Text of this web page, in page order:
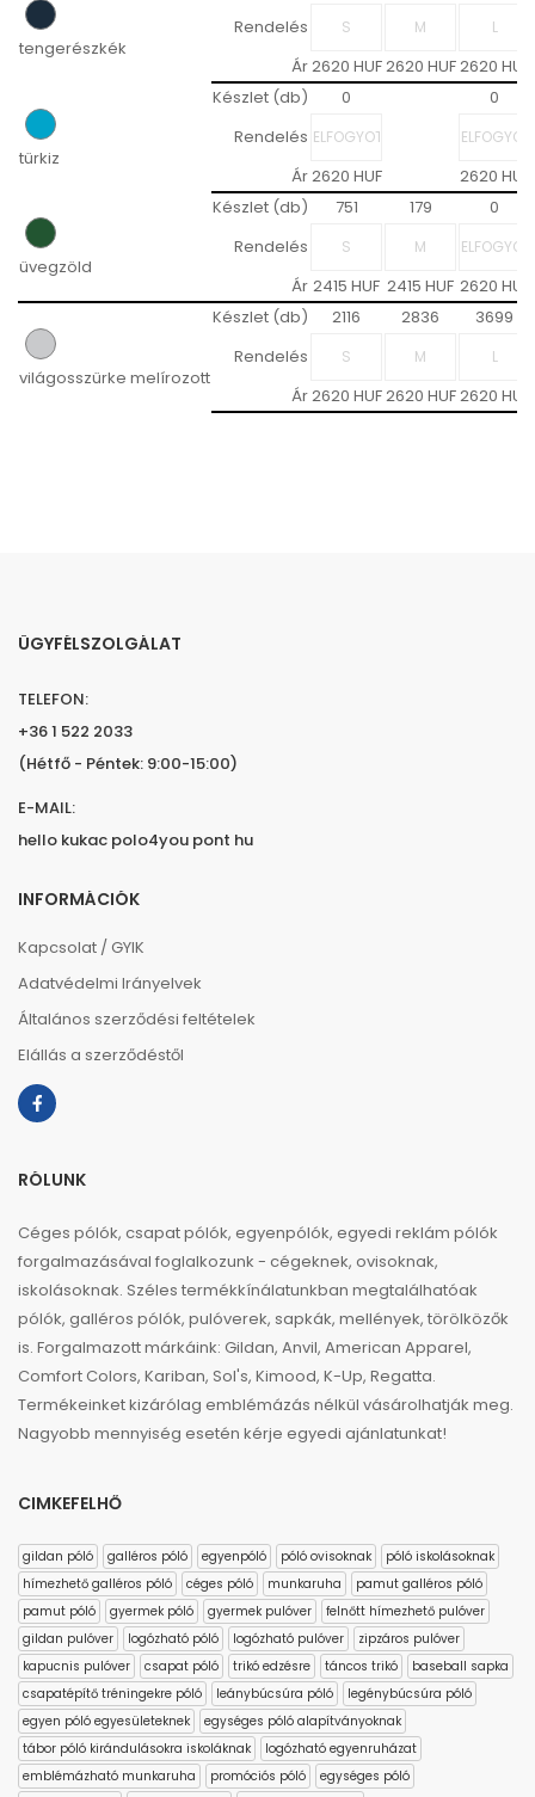
tengerészkék
Rendelés
Ár2620 HUF2620 HUF2620 HUF
türkiz
Készlet (db) 0
0
Rendelés
Ár2620 HUF 2620 HUF
üvegzöld
Készlet (db) 751 179
0
Rendelés
Ár 2415 HUF 2415 HUF 2620 HUF
világosszürke melírozott
Készlet (db) 2116 2836
3699
Rendelés
Ár2620 HUF2620 HUF2620 HUF
ÜGYFÉLSZOLGÁLAT
TELEFON:
+36 1 522 2033
(Hétfő - Péntek: 9:00-15:00)
E-MAIL:
hello kukac polo4you pont hu
INFORMÁCIÓK
Kapcsolat / GYIK
Adatvédelmi Irányelvek
Általános szerződési feltételek
Elállás a szerződéstől
RÓLUNK
Céges pólók, csapat pólók, egyenpólók, egyedi reklám pólók
forgalmazásával foglalkozunk - cégeknek, ovisoknak,
iskolásoknak. Széles termékkínálatunkban megtalálhatóak
pólók, galléros pólók, pulóverek, sapkák, mellények, törölközők
is. Forgalmazott márkáink: Gildan, Anvil, American Apparel,
Comfort Colors, Kariban, Sol's, Kimood, K-Up, Regatta.
Termékeinket kizárólag emblémázás nélkül vásárolhatják meg.
Nagyobb mennyiség esetén kérje egyedi ajánlatunkat!
CIMKEFELHŐ
gildan póló galléros póló egyenpóló póló ovisoknak
póló iskolásoknak
hímezhető galléros póló
céges póló munkaruha
pamut galléros póló
pamut póló
gyermek póló gyermek pulóver
felnőtt hímezhető pulóver
gildan pulóver
logózható póló logózható pulóver
zipzáros pulóver
kapucnis pulóver
csapat póló trikó edzésre táncos trikó
baseball sapka
csapatépítő tréningekre póló
leánybúcsúra póló
legénybúcsúra póló
egyen póló egyesületeknek
egységes póló alapítványoknak
tábor póló kirándulásokra iskoláknak
logózható egyenruházat
emblémázható munkaruha
promóciós póló
egységes póló